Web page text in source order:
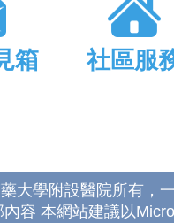
箱 社區服
大學附設醫院所有，
容 本網站建議以